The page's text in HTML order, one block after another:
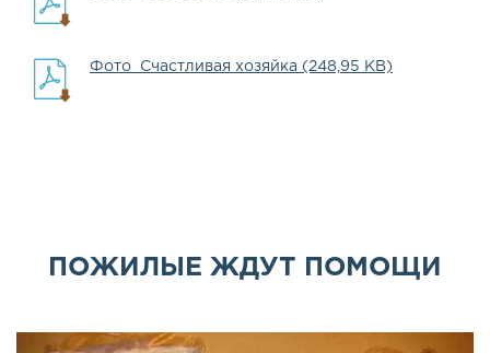
Фото_Счастливая хозяйка (248,95 KB)
ПОЖИЛЫЕ ЖДУТ ПОМОЩИ